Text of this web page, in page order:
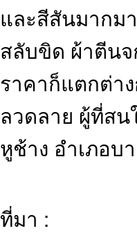
และสีสันมากม
สลับขิด ผ้าตีน
ราคาก็แตกต่า
ลวดลาย ผู้ที่สน
หูช้าง อำเภอบ
ที่มา :